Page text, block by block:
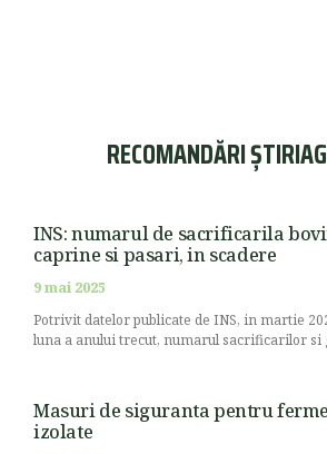
RECOMANDĂRI
INS: numarul de sacrificarila
caprine si pasari, in scadere
9 mai 2025
Potrivit datelor publicate de INS, in martie
luna a anului trecut, numarul sacrificarilor si
Masuri de siguranta pentru
izolate